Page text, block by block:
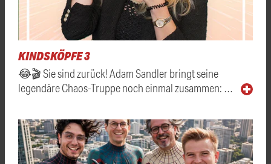
KINDSKÖPFE 3
😂🎬 Sie sind zurück! Adam Sandler bringt seine
legendäre Chaos-Truppe noch einmal zusammen: …